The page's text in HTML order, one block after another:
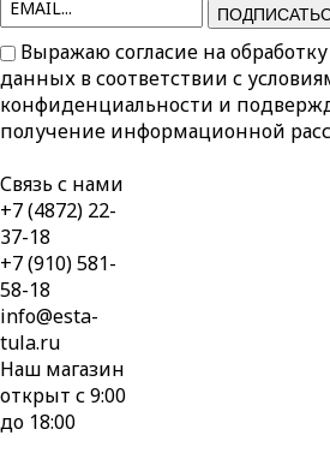
Выражаю согласие на
данных в соответствии с
конфиденциальности и
получение информационной
Связь с нами
+7 (4872) 22-
37-18
+7 (910) 581-
58-18
info@esta-
tula.ru
Наш магазин
открыт с 9:00
до 18:00